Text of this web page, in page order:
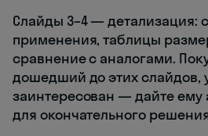
Слайды 3–4 — детализация:
применения, таблицы
сравнение с аналогами.
дошедший до этих слайдов,
заинтересован — дайте ему
для окончательного